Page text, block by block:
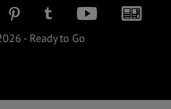
- Ready to Go